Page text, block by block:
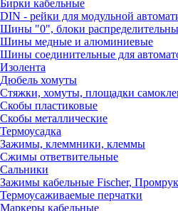
Бирки кабельные
DIN - рейки для модульной
Шины "0", блоки
Шины медные и алюминиевые
Шины соединительные для
Изолента
Дюбель хомуты
Стяжки, хомуты, площадки
Скобы пластиковые
Скобы металлические
Термоусадка
Зажимы, клеммники, клеммы
Сжимы ответвительные
Сальники
Зажимы кабельные Fischer,
Термоусаживаемые перчатки
Маркеры кабельные